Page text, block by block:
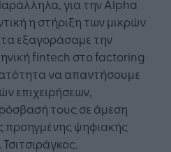
για την Alpha
η στήριξη των μικρών
εξαγοράσαμε την
fintech στο factoring
να απαντήσουμε
επιχειρήσεων,
τους σε άμεση
προηγμένης ψηφιακής